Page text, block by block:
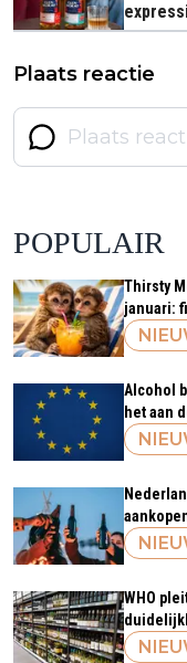
Plaats reactie
POPULAIR
Thirsty
januari:
Alcohol
het aan
WHO